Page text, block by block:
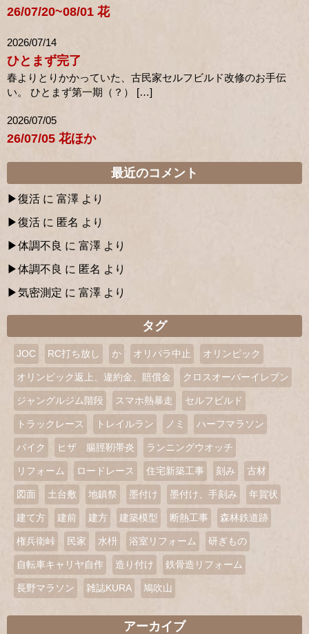
26/07/20~08/01 花
2026/07/14
ひとまず完了
春よりとりかかっていた、古民家セルフビルド改修のお手伝
い。 ひとまず第一期（？） […]
2026/07/05
26/07/05 花ほか
最近のコメント
復活 に 富澤 より
復活 に 匿名 より
体調不良 に 富澤 より
体調不良 に 匿名 より
気密測定 に 富澤 より
タグ
JOC RC打ち放し か オリパラ中止 オリンピック
オリンピック返上、違約金、賠償金 クロスオーバーイレブン
ジャングルジム階段 スマホ熱暴走 セルフビルド
トラックレース トレイルラン ノミ ハーフマラソン
バイク ヒザ 腸脛靭帯炎 ランニングウオッチ
リフォーム ロードレース 住宅新築工事 刻み 古材
図面 土台敷 地鎮祭 墨付け 墨付け、手刻み 年賀状
建て方 建前 建方 建築模型 断熱工事 森林鉄道跡
権兵衛峠 民家 水枡 浴室リフォーム 研ぎもの
自転車キャリヤ自作 造り付け 鉄骨造リフォーム
長野マラソン 雑誌KURA 鳩吹山
アーカイブ